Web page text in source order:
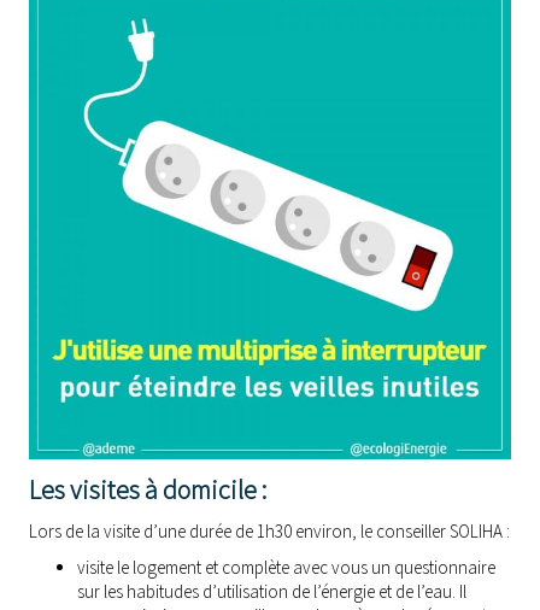
Les visites à domicile :
Lors de la visite d’une durée de 1h30 environ, le conseiller SOLIHA :
visite le logement et complète avec vous un questionnaire
sur les habitudes d’utilisation de l’énergie et de l’eau. Il